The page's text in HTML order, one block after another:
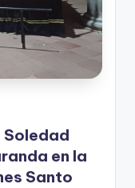
Soledad
en la
Santo